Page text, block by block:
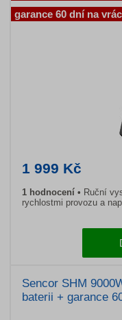
1 999 Kč
1 hodnocení
Ruční
rychlostmi provozu a
garance 60 dní na
Sencor SHM
baterii + garance